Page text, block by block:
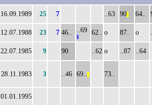
16.09.1989 25 7 ..63 90 64..
12.07.1988 23 7 46.. ..69
1
62.. о 87.. о
22.07.1985 9 90 ..62 о ..87
..64
28.11.1983 3 ..46 69.. 73..
01.01.1995